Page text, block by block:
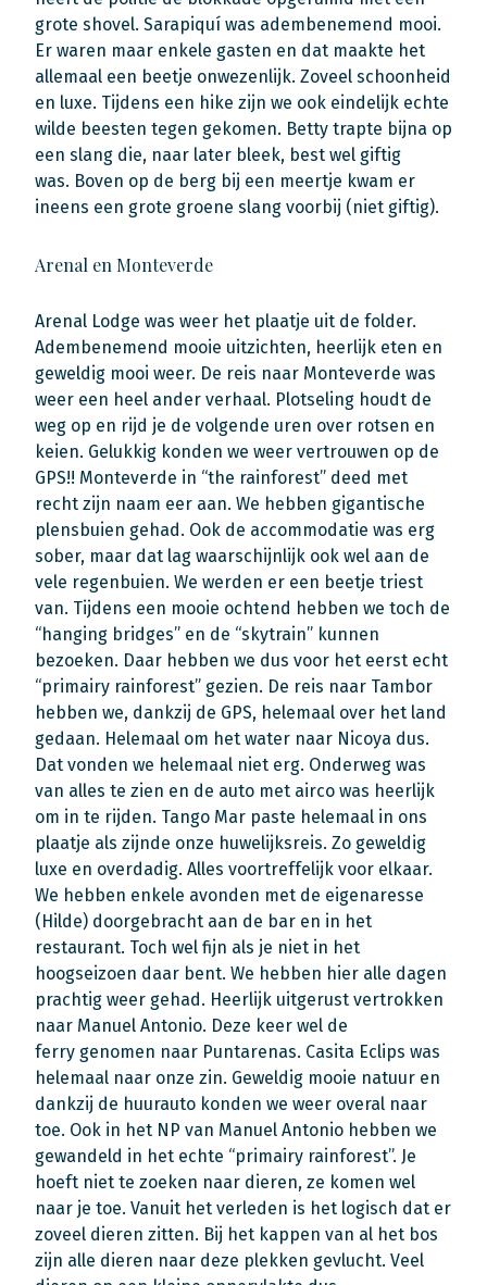
grote shovel. Sarapiquí was adembenemend mooi.
Er waren maar enkele gasten en dat maakte het
allemaal een beetje onwezenlijk. Zoveel schoonheid
en luxe. Tijdens een hike zijn we ook eindelijk echte
wilde beesten tegen gekomen. Betty trapte bijna op
een slang die, naar later bleek, best wel giftig
was. Boven op de berg bij een meertje kwam er
ineens een grote groene slang voorbij (niet giftig).
Arenal en Monteverde
Arenal Lodge was weer het plaatje uit de folder.
Adembenemend mooie uitzichten, heerlijk eten en
geweldig mooi weer. De reis naar Monteverde was
weer een heel ander verhaal. Plotseling houdt de
weg op en rijd je de volgende uren over rotsen en
keien. Gelukkig konden we weer vertrouwen op de
GPS!! Monteverde in “the rainforest” deed met
recht zijn naam eer aan. We hebben gigantische
plensbuien gehad. Ook de accommodatie was erg
sober, maar dat lag waarschijnlijk ook wel aan de
vele regenbuien. We werden er een beetje triest
van. Tijdens een mooie ochtend hebben we toch de
“hanging bridges” en de “skytrain” kunnen
bezoeken. Daar hebben we dus voor het eerst echt
“primairy rainforest” gezien. De reis naar Tambor
hebben we, dankzij de GPS, helemaal over het land
gedaan. Helemaal om het water naar Nicoya dus.
Dat vonden we helemaal niet erg. Onderweg was
van alles te zien en de auto met airco was heerlijk
om in te rijden. Tango Mar paste helemaal in ons
plaatje als zijnde onze huwelijksreis. Zo geweldig
luxe en overdadig. Alles voortreffelijk voor elkaar.
We hebben enkele avonden met de eigenaresse
(Hilde) doorgebracht aan de bar en in het
restaurant. Toch wel fijn als je niet in het
hoogseizoen daar bent. We hebben hier alle dagen
prachtig weer gehad. Heerlijk uitgerust vertrokken
naar Manuel Antonio. Deze keer wel de
ferry genomen naar Puntarenas. Casita Eclips was
helemaal naar onze zin. Geweldig mooie natuur en
dankzij de huurauto konden we weer overal naar
toe. Ook in het NP van Manuel Antonio hebben we
gewandeld in het echte “primairy rainforest”. Je
hoeft niet te zoeken naar dieren, ze komen wel
naar je toe. Vanuit het verleden is het logisch dat er
zoveel dieren zitten. Bij het kappen van al het bos
zijn alle dieren naar deze plekken gevlucht. Veel